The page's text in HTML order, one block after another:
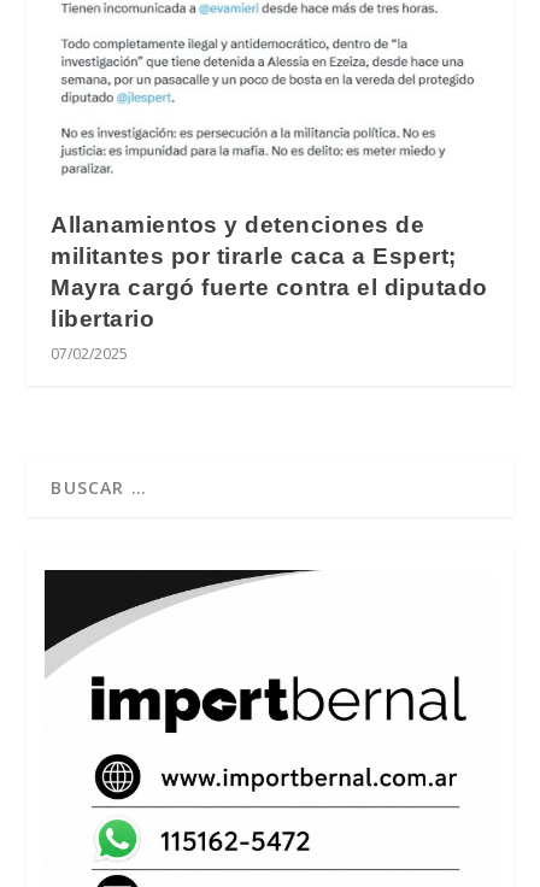
Allanamientos y detenciones de
militantes por tirarle caca a Espert;
Mayra cargó fuerte contra el diputado
libertario
07/02/2025